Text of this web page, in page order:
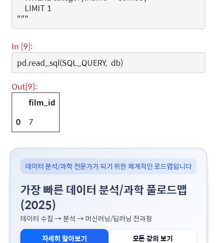
    LIMIT 1
"""
In [9]:
pd.read_sql(SQL_QUERY, db)
Out[9]:
film_id
0
7
데이터 분석/과학 전문가가 되기 위한 체계적인 로드맵입니다
가장 빠른 데이터 분석/과학 풀로드맵
(2025)
데이터 수집 → 분석 → 머신러닝/딥러닝 전과정
자세히 알아보기
모든 강의 보기